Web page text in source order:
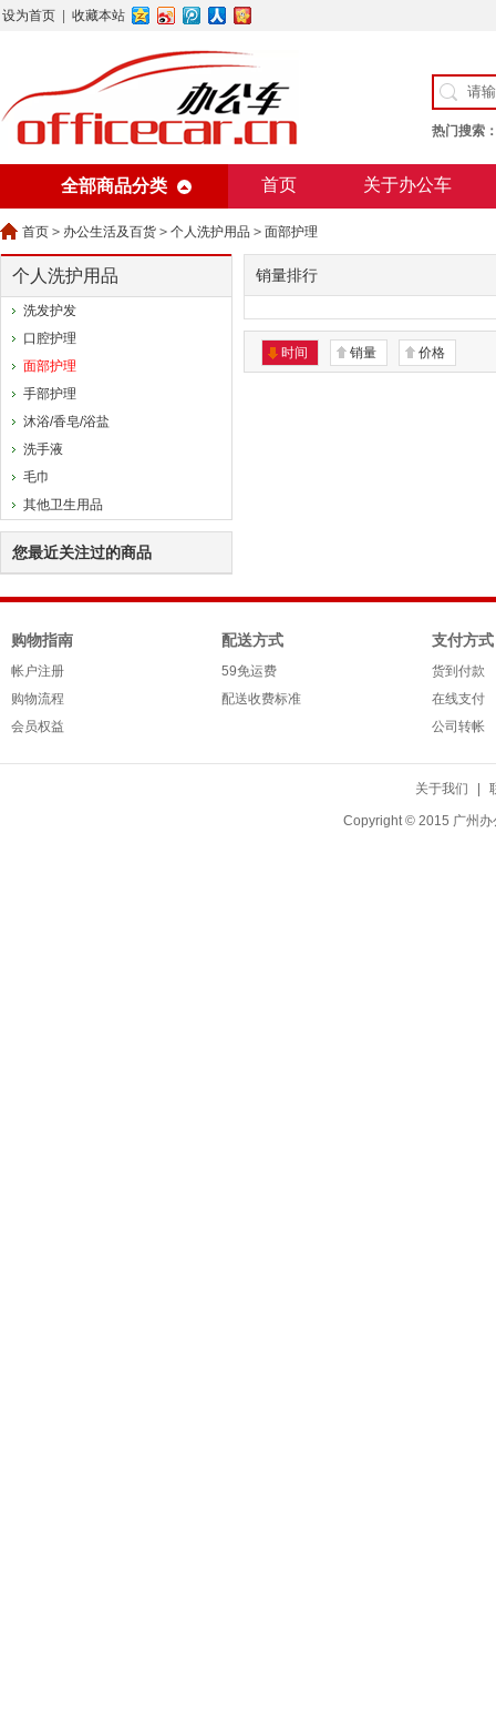
设为首页 收藏本站
热门搜索
全部商品分类 首页 关于办公车
美术用纸
首页 > 办公生活及百货 > 个人洗护用品 > 面部护理
个人洗护用品
洗发护发
口腔护理
面部护理
手部护理
沐浴/香皂/浴盐
洗手液
毛巾
其他卫生用品
您最近关注过的商品
销量排行
时间 销量 价格
购物指南
帐户注册
购物流程
会员权益
配送方式
59免运费
配送收费标准
支付方式
货到付款
在线支付
公司转帐
关于我们
Copyright © 2015 广州办